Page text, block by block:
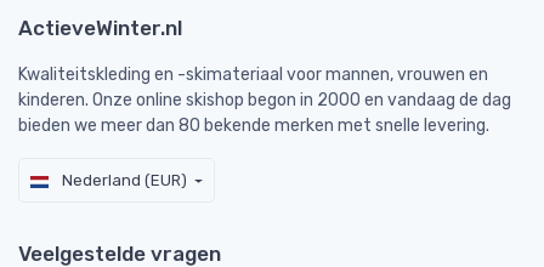
ActieveWinter.nl
Kwaliteitskleding en -skimateriaal voor mannen, vrouwen en
kinderen. Onze online skishop begon in 2000 en vandaag de dag
bieden we meer dan 80 bekende merken met snelle levering.
Nederland (EUR)
Veelgestelde vragen